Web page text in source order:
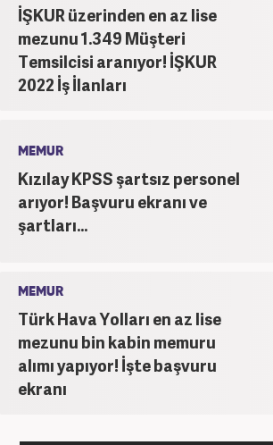
İŞKUR üzerinden en az lise
mezunu 1.349 Müşteri
Temsilcisi aranıyor! İŞKUR
2022 İş İlanları
MEMUR
Kızılay KPSS şartsız personel
arıyor! Başvuru ekranı ve
şartları...
MEMUR
Türk Hava Yolları en az lise
mezunu bin kabin memuru
alımı yapıyor! İşte başvuru
ekranı